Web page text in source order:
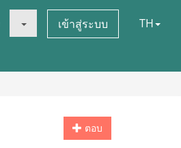
เข้าสู่ระบบ TH
ตอบ